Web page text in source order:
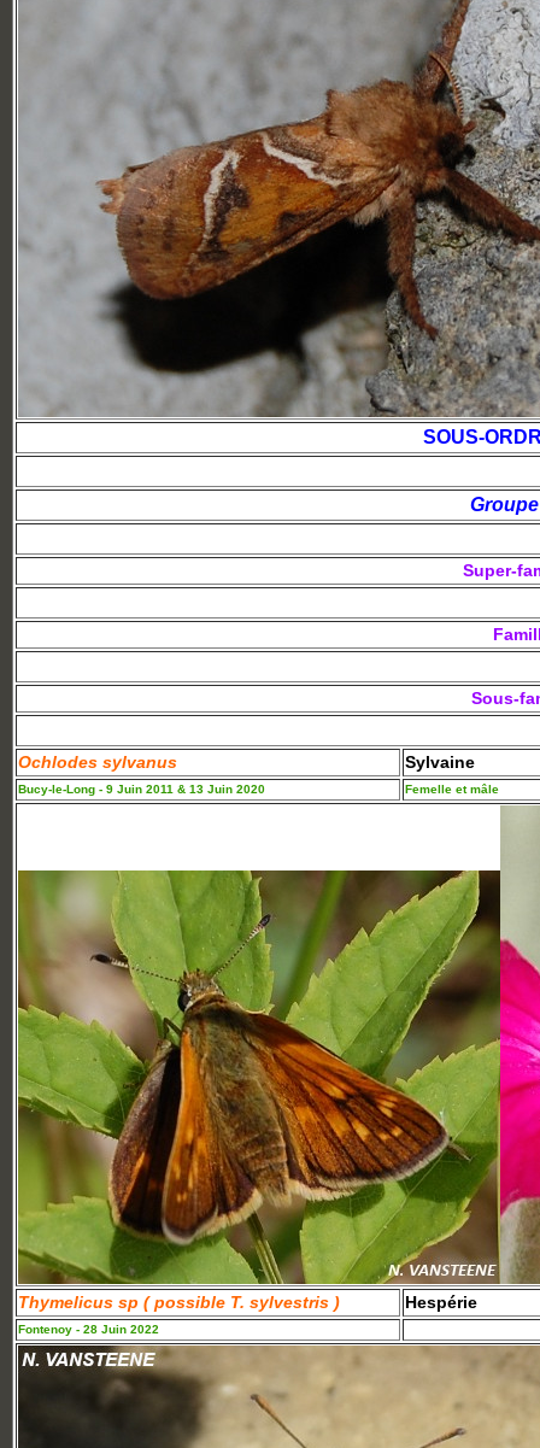
SOUS-
Super-
Sous-
Ochlodes sylvanus Sylvaine
Bucy-le-Long - 9 Juin 2011 & 13 Juin 2020 Femelle et mâle
Thymelicus sp ( possible T. sylvestris ) Hespérie
Fontenoy - 28 Juin 2022